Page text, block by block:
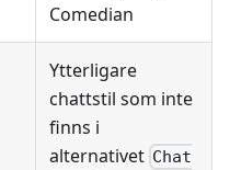
Comedian
Ytterligare
chattstil som inte
finns i
alternativet Chat